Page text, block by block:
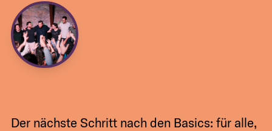
Der nächste Schritt nach den Basics: für alle,